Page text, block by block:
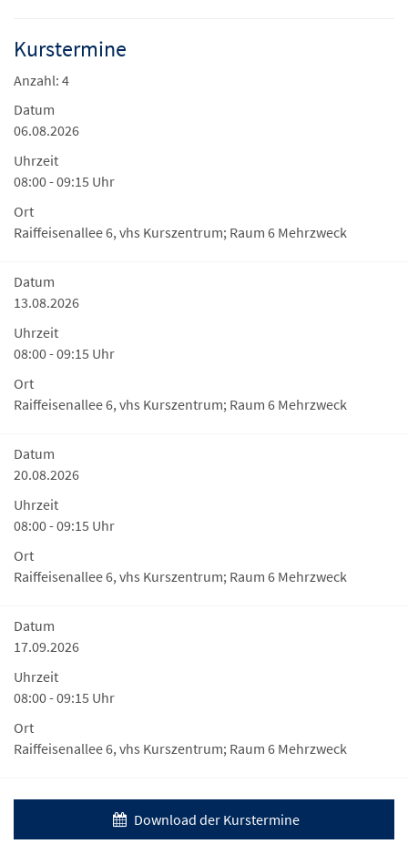
Kurstermine
Anzahl: 4
Datum
06.08.2026
Uhrzeit
08:00 - 09:15 Uhr
Ort
Raiffeisenallee 6, vhs Kurszentrum; Raum 6 Mehrzweck
Datum
13.08.2026
Uhrzeit
08:00 - 09:15 Uhr
Ort
Raiffeisenallee 6, vhs Kurszentrum; Raum 6 Mehrzweck
Datum
20.08.2026
Uhrzeit
08:00 - 09:15 Uhr
Ort
Raiffeisenallee 6, vhs Kurszentrum; Raum 6 Mehrzweck
Datum
17.09.2026
Uhrzeit
08:00 - 09:15 Uhr
Ort
Raiffeisenallee 6, vhs Kurszentrum; Raum 6 Mehrzweck
Download der Kurstermine